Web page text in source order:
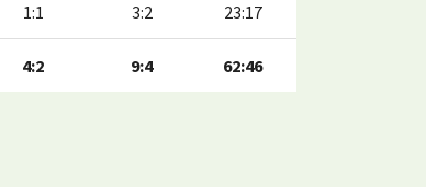
1:1 3:2 23:17
4:2 9:4 62:46